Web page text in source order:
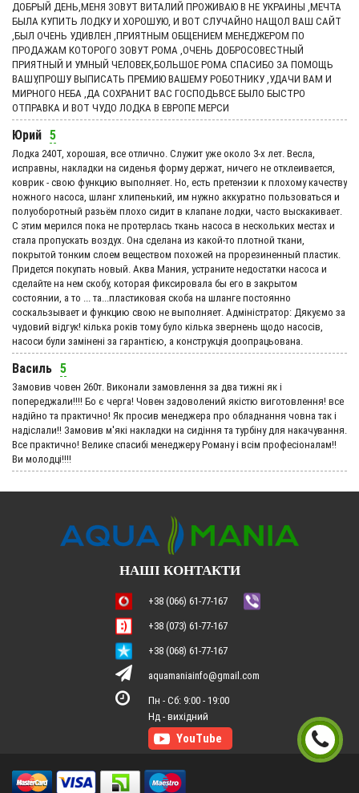
ДОБРЫЙ ДЕНЬ,МЕНЯ ЗОВУТ ВИТАЛИЙ ПРОЖИВАЮ В НЕ УКРАИНЫ ,МЕЧТА
БЫЛА КУПИТЬ ЛОДКУ И ХОРОШУЮ, И ВОТ СЛУЧАЙНО НАЩОЛ ВАШ САЙТ
,БЫЛ ОЧЕНЬ УДИВЛЕН ,ПРИЯТНЫМ ОБЩЕНИЕМ МЕНЕДЖЕРОМ ПО
ПРОДАЖАМ КОТОРОГО ЗОВУТ РОМА ,ОЧЕНЬ ДОБРОСОВЕСТНЫЙ
ПРИЯТНЫЙ И УМНЫЙ ЧЕЛОВЕК,БОЛЬШОЕ РОМА СПАСИБО ЗА ПОМОЩЬ
ВАШУ,ПРОШУ ВЫПИСАТЬ ПРЕМИЮ ВАШЕМУ РОБОТНИКУ ,УДАЧИ ВАМ И
МИРНОГО НЕБА ,ДА СОХРАНИТ ВАС ГОСПОДЬВСЕ БЫЛО БЫСТРО
ОТПРАВКА И ВОТ ЧУДО ЛОДКА В ЕВРОПЕ МЕРСИ
Юрий 5
Лодка 240Т, хорошая, все отлично. Служит уже около 3-х лет. Весла,
исправны, накладки на сиденья форму держат, ничего не отклеивается,
коврик - свою функцию выполняет. Но, есть претензии к плохому качеству
ножного насоса, шланг хлипенький, им нужно аккуратно пользоваться и
полуоборотный разьём плохо сидит в клапане лодки, часто выскакивает.
С этим мерился пока не протерлась ткань насоса в нескольких местах и
стала пропускать воздух. Она сделана из какой-то плотной ткани,
покрытой тонким слоем веществом похожей на прорезиненный пластик.
Придется покупать новый. Аква Мания, устраните недостатки насоса и
сделайте на нем скобу, которая фиксировала бы его в закрытом
состоянии, а то ... та...пластиковая скоба на шланге постоянно
соскальзывает и функцию свою не выполняет. Адмiнiстратор: Дякуємо за
чудовий вiдгук! кілька років тому було кілька звернень щодо насосів,
насоси були замінені за гарантією, а конструкція доопрацьована.
Василь 5
Замовив човен 260т. Виконали замовлення за два тижні як і
попереджали!!!! Бо є черга! Човен задоволений якістю виготовлення! все
надійно та практично! Як просив менеджера про обладнання човна так і
надіслали!! Замовив м'які накладки на сидіння та турбіну для накачування.
Все практично! Велике спасибі менеджеру Роману і всім професіоналам!!
Ви молодці!!!!
НАШІ КОНТАКТИ
+38 (066) 61-77-167
+38 (073) 61-77-167
+38 (068) 61-77-167
aquamaniainfo@gmail.com
Пн - Сб: 9:00 - 19:00